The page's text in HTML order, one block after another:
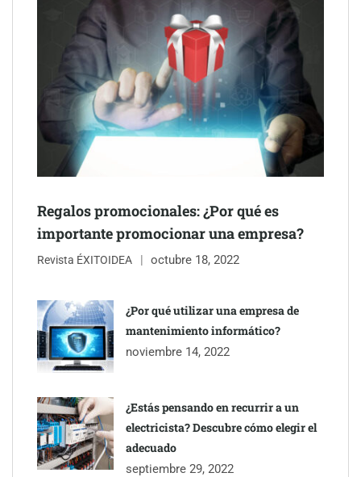
Gestoría Online reduce a unas horas el alta de autónomo
The Factory School explica por qué aprender herramientas de
Martín Mingorance Abogados consolida su posición como
despacho de abogados Málaga de referencia para empresas y
particulares
Regalos promocionales: ¿Por qué es
importante promocionar una empresa?
Revista ÉXITOIDEA octubre 18, 2022
¿Por qué utilizar una empresa de
mantenimiento informático?
noviembre 14, 2022
¿Estás pensando en recurrir a un
electricista? Descubre cómo elegir el
adecuado
septiembre 29, 2022